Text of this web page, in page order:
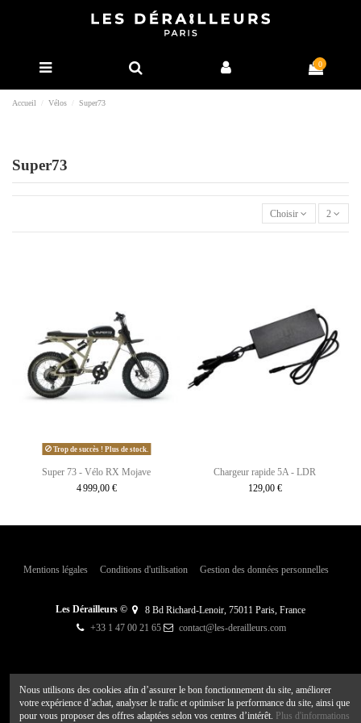
0
Accueil Vélos Super73
Super73
Choisir 2
Trop de succès ! Plus de stock.
Super 73 - Vélo RX Mojave
4 999,00 €
Chargeur rapide 5A - LDR
129,00 €
Mentions légales Conditions d'utilisation Gestion des données personnelles
Les Dérailleurs ©
8 Bd Richard-Lenoir, 75011 Paris, France
+33 1 47 00 21 65
contact@les-derailleurs.com
Nous utilisons des cookies afin d’assurer le bon fonctionnement du site, améliorer
votre expérience d’achat, analyser le trafic et optimiser la performance du site, ainsi que
pour vous proposer des offres adaptées selon vos centres d’intérêt. Plus d'informations